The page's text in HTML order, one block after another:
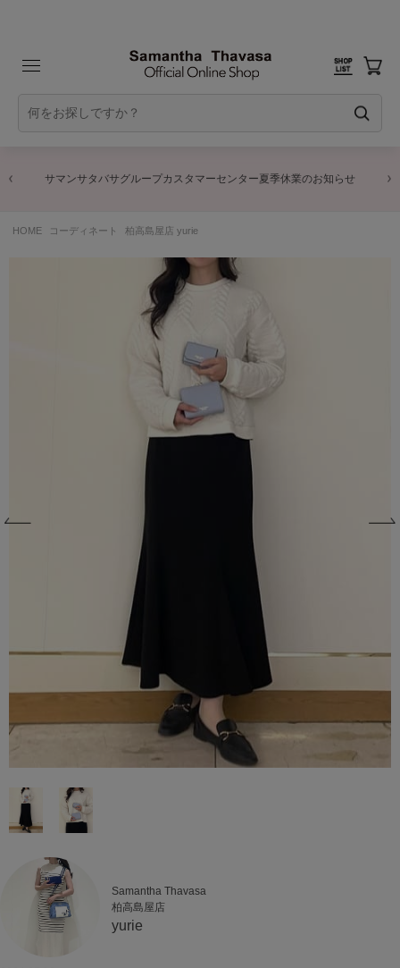
サマンサタバサグループカスタマーセンター夏季休業のお知らせ
HOME コーディネート 柏高島屋店 yurie
Samantha Thavasa
柏高島屋店
yurie